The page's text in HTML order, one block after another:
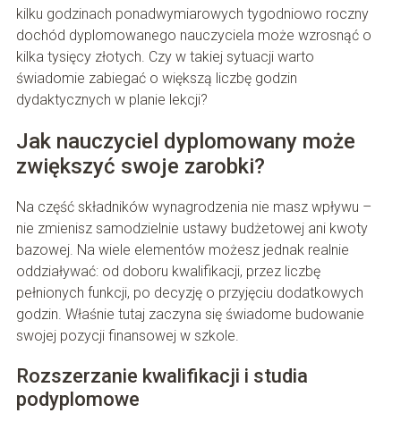
kilku godzinach ponadwymiarowych tygodniowo roczny
dochód dyplomowanego nauczyciela może wzrosnąć o
kilka tysięcy złotych. Czy w takiej sytuacji warto
świadomie zabiegać o większą liczbę godzin
dydaktycznych w planie lekcji?
Jak nauczyciel dyplomowany może
zwiększyć swoje zarobki?
Na część składników wynagrodzenia nie masz wpływu –
nie zmienisz samodzielnie ustawy budżetowej ani kwoty
bazowej. Na wiele elementów możesz jednak realnie
oddziaływać: od doboru kwalifikacji, przez liczbę
pełnionych funkcji, po decyzję o przyjęciu dodatkowych
godzin. Właśnie tutaj zaczyna się świadome budowanie
swojej pozycji finansowej w szkole.
Rozszerzanie kwalifikacji i studia
podyplomowe